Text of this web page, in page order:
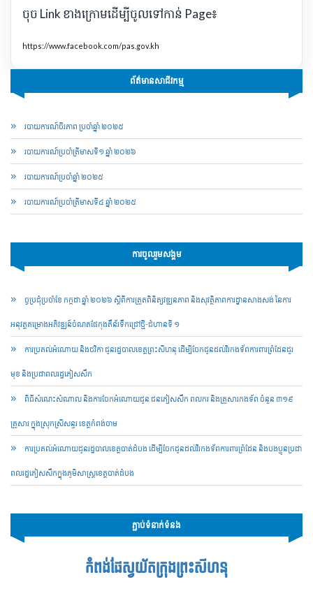
ចុច Link ខាងក្រោមដើម្បីចូលទៅកាន់ Page៖
https://www.facebook.com/pas.gov.kh
ព័ត៌មានសាជីវកម្ម
របាយការណ៍ចីរភាព ប្រចាំឆ្នាំ ២០២៥
របាយការណ៍​​ប្រចាំ​ត្រីមាសទី១ ឆ្នាំ ២០២៦
របាយការណ៍​​ប្រចាំ​ឆ្នាំ ២០២៥
របាយការណ៍​​ប្រចាំ​ត្រីមាសទី៤ ឆ្នាំ ២០២៥
ការចូលរួមសង្គម
ច្ចប្រជុំប្រចាំខែ កក្កដា ឆ្នាំ ២០២៦ ស្តីពីការត្រួតពិនិត្យវឌ្ឍនភាព និងសុវត្ថិភាពការដ្ឋានសាងសង់ នៃការ
អនុវត្តគម្រោងអភិវឌ្ឍន៍ចំណតផែកុងតឺន័រទឹកជ្រៅថ្មី-ជំហានទី ១
ការប្រគល់អំណោយ និងថវិកា ជូនរដ្ឋបាលខេត្តព្រះសីហនុ ដើម្បីចែកជូនដល់វីរកងទ័ពការពារព្រំដែនជួរ
មុខ និងប្រជាពលរដ្ឋភៀសសឹក
ពិធីសំណេះសំណាល និងការចែកអំណោយជូន ជនភៀសសឹក ពលករ និងគ្រួសារកងទ័ព ចំនួន ៣១៩
គ្រួសារ ក្នុងស្រុកស្រីសន្ធរ ខេត្តកំពង់ចាម
ការប្រគល់អំណោយជូនរដ្ឋបាលខេត្តបាត់ដំបង ដើម្បីចែកជូនដល់វីរកងទ័ពការពារព្រំដែន និងបងប្អូនប្រជា
ពលរដ្ឋភៀសសឹកក្នុងភូមិសាស្ត្រខេត្តបាត់ដំបង
ភ្ជាប់ទំនាក់ទំនង
កំពង់ផែស្វយ័តក្រុងព្រះសីហនុ